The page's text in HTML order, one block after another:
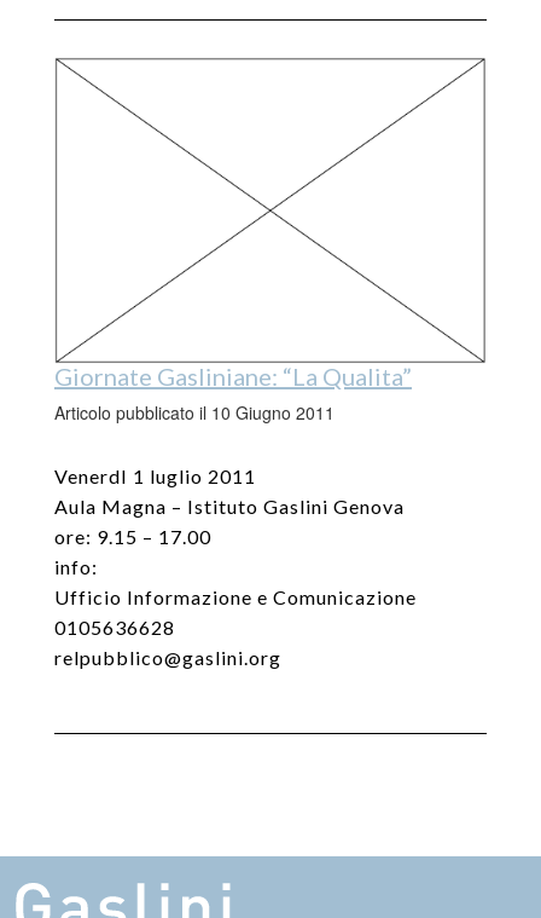
Giornate Gasliniane: “La Qualita”
Articolo pubblicato il 10 Giugno 2011
VenerdI 1 luglio 2011
Aula Magna – Istituto Gaslini Genova
ore: 9.15 – 17.00
info:
Ufficio Informazione e Comunicazione
0105636628
relpubblico@gaslini.org